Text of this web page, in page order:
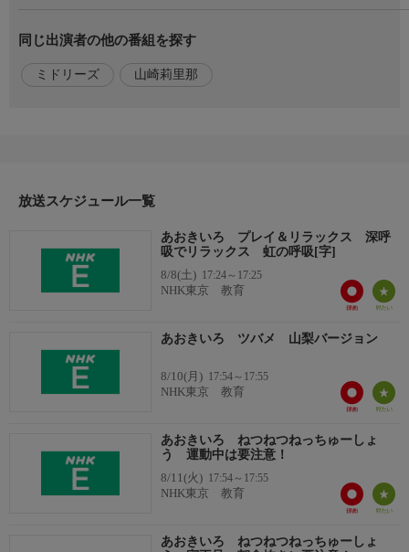
の呼吸」。虹を描くように、手を大きく動かして深呼吸するよ。
ミドリーズのりりなが紹介！心も体もリフレッシュできるから、
気持ちがもやもやしたときにやってみてね！
同じ出演者の他の番組を探す
ミドリーズ 山崎莉里那
放送スケジュール一覧
あおきいろ プレイ＆リラックス 深呼
吸でリラックス 虹の呼吸[字]
8/8(土) 17:24～17:25
NHK東京 教育
あおきいろ ツバメ 山梨バージョン
8/10(月) 17:54～17:55
NHK東京 教育
あおきいろ ねつねつねっちゅーしょ
う 運動中は要注意！
8/11(火) 17:54～17:55
NHK東京 教育
あおきいろ ねつねつねっちゅーしょ